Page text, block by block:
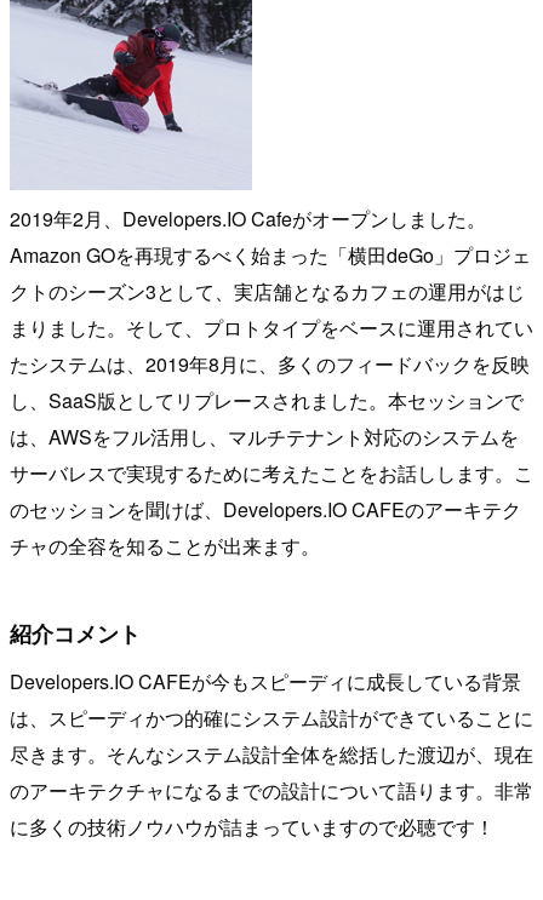
2019年2月、Developers.IO Cafeがオープンしました。
Amazon GOを再現するべく始まった「横田deGo」プロジェ
クトのシーズン3として、実店舗となるカフェの運用がはじ
まりました。そして、プロトタイプをベースに運用されてい
たシステムは、2019年8月に、多くのフィードバックを反映
し、SaaS版としてリプレースされました。本セッションで
は、AWSをフル活用し、マルチテナント対応のシステムを
サーバレスで実現するために考えたことをお話しします。こ
のセッションを聞けば、Developers.IO CAFEのアーキテク
チャの全容を知ることが出来ます。
紹介コメント
Developers.IO CAFEが今もスピーディに成長している背景
は、スピーディかつ的確にシステム設計ができていることに
尽きます。そんなシステム設計全体を総括した渡辺が、現在
のアーキテクチャになるまでの設計について語ります。非常
に多くの技術ノウハウが詰まっていますので必聴です！